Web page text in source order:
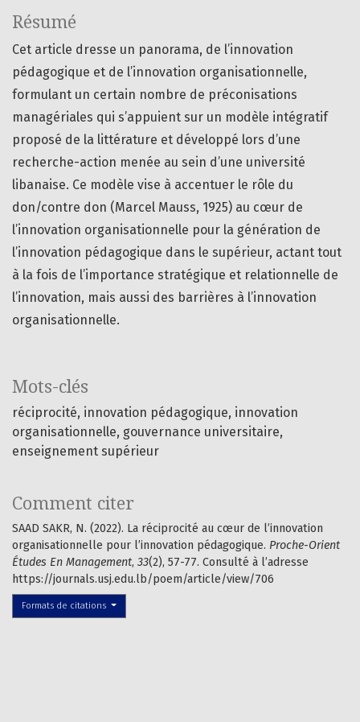
Mots-clés
réciprocité innovation pédagogique innovation
organisationnelle gouvernance universitaire
enseignement supérieur
Comment citer
SAAD SAKR, N. (2022). La réciprocité au cœur de l’innovation
organisationnelle pour l’innovation pédagogique. Proche-Orient
Études En Management, 33(2), 57-77. Consulté à l’adresse
https://journals.usj.edu.lb/poem/article/view/706
Formats de citations
Résumé
Cet article dresse un panorama, de l’innovation
pédagogique et de l’innovation organisationnelle,
formulant un certain nombre de préconisations
managériales qui s’appuient sur un modèle intégratif
proposé de la littérature et développé lors d’une
recherche-action menée au sein d’une université
libanaise. Ce modèle vise à accentuer le rôle du
don/contre don (Marcel Mauss, 1925) au cœur de
l’innovation organisationnelle pour la génération de
l’innovation pédagogique dans le supérieur, actant tout
à la fois de l’importance stratégique et relationnelle de
l’innovation, mais aussi des barrières à l’innovation
organisationnelle.